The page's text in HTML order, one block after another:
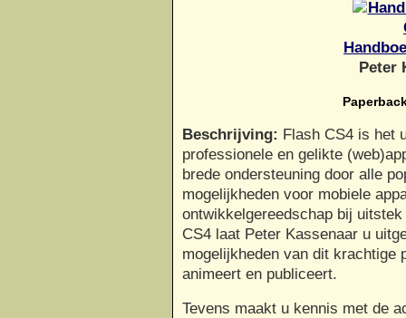
Peter
Beschrijving: Flash CS4 is het
professionele en gelikte
brede ondersteuning door alle
mogelijkheden voor mobiele
ontwikkelgereedschap bij
CS4 laat Peter Kassenaar u
mogelijkheden van dit krachtige
animeert en publiceert.
Tevens maakt u kennis met de